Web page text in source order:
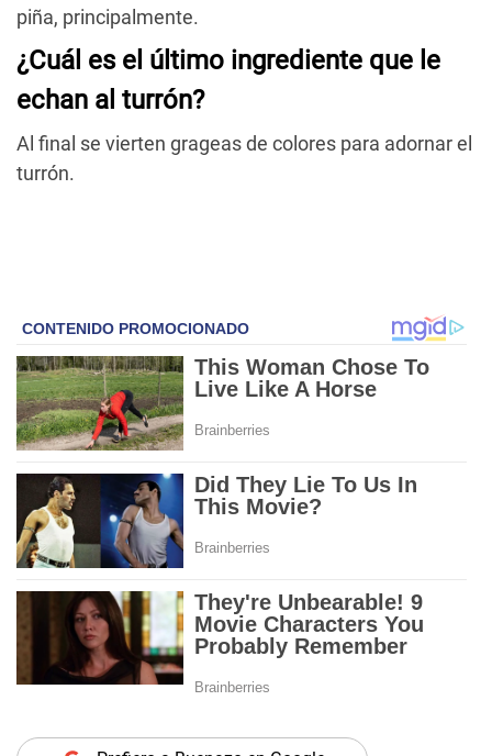
piña, principalmente.
¿Cuál es el último ingrediente que le
echan al turrón?
Al final se vierten grageas de colores para adornar el
turrón.